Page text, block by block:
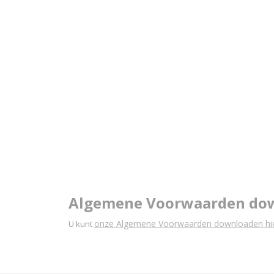
Algemene Voorwaarden
U kunt onze Algemene Voorwaarden downloaden